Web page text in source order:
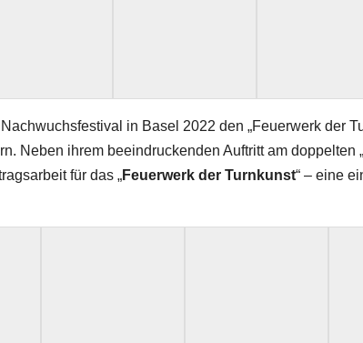
in Basel 2022 den „Feuerwerk der
Neben ihrem beeindruckenden Auftritt am doppelten „
für das „Feuerwerk der Turnkunst“ – eine